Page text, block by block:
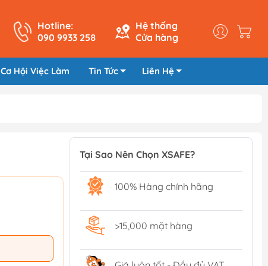
Hotline:
090 9933 258
Hệ thống
Cửa hàng
Cơ Hội Việc Làm Tin Tức Liên Hệ
Tại Sao Nên Chọn XSAFE?
100% Hàng chính hãng
>15,000 mặt hàng